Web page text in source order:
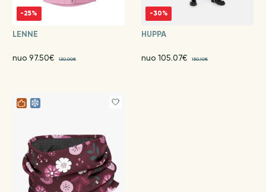
-25%
LENNE
nuo 97.50€ 130.00€
-30%
HUPPA
nuo 105.07€ 150.10€